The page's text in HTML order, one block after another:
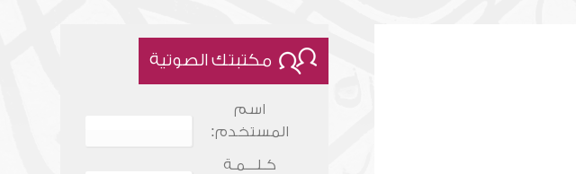
مكتبتك الصوتية
اسم
المستخدم:
كـلـــمـة